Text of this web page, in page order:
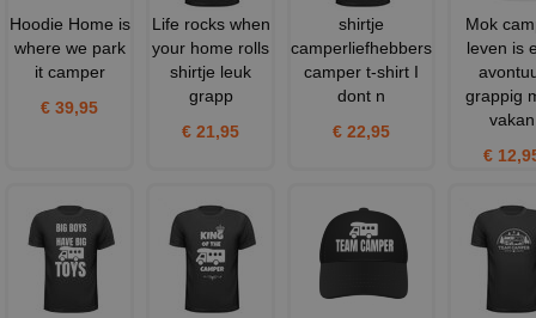
Hoodie Home is
where we park
it camper
€ 39,95
Life rocks when
your home rolls
shirtje leuk
grapp
€ 21,95
shirtje
camperliefhebbers
camper t-shirt I
dont n
€ 22,95
Mok
leven is
grappig
vakan
€